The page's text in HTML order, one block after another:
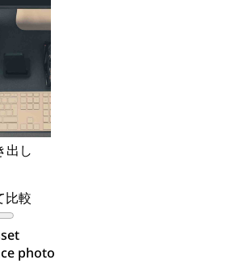
出し
比較
photo